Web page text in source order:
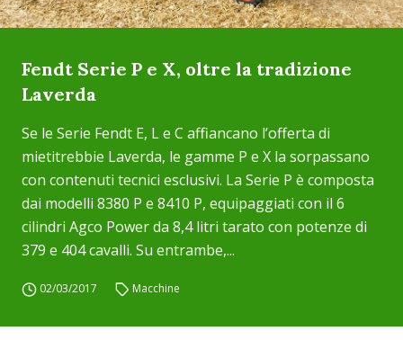
Fendt Serie P e X, oltre la tradizione
Laverda
Se le Serie Fendt E, L e C affiancano l’offerta di
mietitrebbie Laverda, le gamme P e X la sorpassano
con contenuti tecnici esclusivi. La Serie P è composta
dai modelli 8380 P e 8410 P, equipaggiati con il 6
cilindri Agco Power da 8,4 litri tarato con potenze di
379 e 404 cavalli. Su entrambe,...
02/03/2017 Macchine